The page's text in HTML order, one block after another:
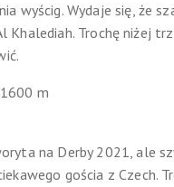
wyścig. Wydaje się, że
Trochę niżej
m
na Derby 2021, ale
gościa z Czech.